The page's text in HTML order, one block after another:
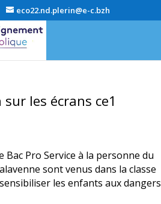
eco22.nd.plerin@e-c.bzh
les écrans ce1
Bac Pro Service à la personne du
sont venus dans la classe
les enfants aux dangers